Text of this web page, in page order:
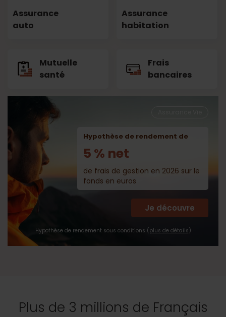
Assurance
auto
Assurance
habitation
Mutuelle
santé
Frais
bancaires
Hypothèse de rendement de
5 % net
de frais de gestion en 2026 sur le
fonds en euros
Hypothèse de rendement sous conditions ( plus de détails )
Je découvre
Plus de 3 millions de Français